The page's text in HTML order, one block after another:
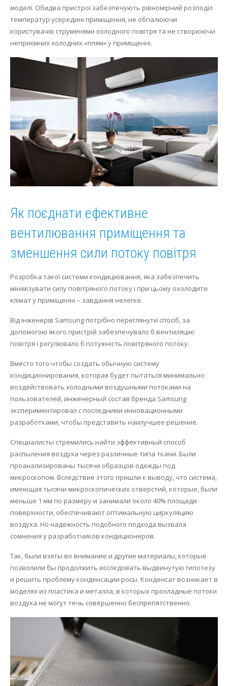
моделі. Обидва пристрої забезпечують рівномірний розподіл
температур усередині приміщення, не обпалюючи
користувачів струменями холодного повітря та не створюючи
неприємних холодних «плям» у приміщенні.
Як поєднати ефективне
вентилювання приміщення та
зменшення сили потоку повітря
Розробка такої системи кондиціювання, яка забезпечить
мінімізувати силу повітряного потоку і при цьому охолодити
клімат у приміщенні – завдання нелегке.
Від інженерів Samsung потрібно переглянути спосіб, за
допомогою якого пристрій забезпечувало б вентиляцію
повітря і регулювало б потужність повітряного потоку.
Вместо того чтобы создать обычную систему
кондиционирования, которая будет пытаться минимально
воздействовать холодными воздушными потоками на
пользователей, инженерный состав бренда Samsung
экспериментировал с последними инновационными
разработками, чтобы представить наилучшее решение.
Специалисты стремились найти эффективный способ
распыления воздуха через различные типа ткани. Были
проанализированы тысячи образцов одежды под
микроскопом. Вследствие этого пришли к выводу, что система,
имеющая тысячи микроскопических отверстий, которые, были
меньше 1 мм по размеру и занимали около 40% площади
поверхности, обеспечивают оптимальную циркуляцию
воздуха. Но надежность подобного подхода вызвала
сомнения у разработчиков кондиционеров.
Так, были взяты во внимание и другие материалы, которые
позволили бы продолжить исследовать выдвинутую гипотезу
и решить проблему конденсации росы. Конденсат возникает в
моделях из пластика и металла, в которых прохладные потоки
воздуха не могут течь совершенно беспрепятственно.